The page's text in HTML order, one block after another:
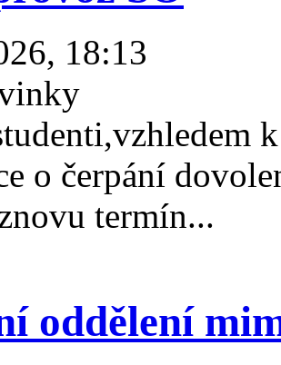
18:13
o čerpání
termín...
oddělení